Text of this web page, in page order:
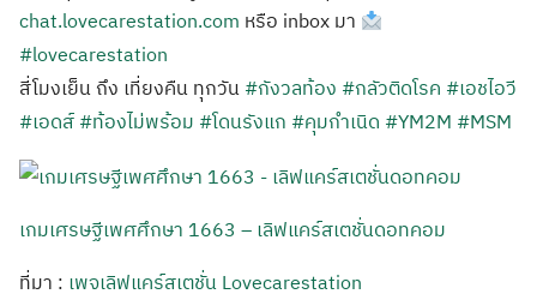
chat.lovecarestation.com หรือ inbox มา
#lovecarestation
สี่โมงเย็น ถึง เที่ยงคืน ทุกวัน #กังวลท้อง #กลัวติดโรค #เอชไอวี
#เอดส์ #ท้องไม่พร้อม #โดนรังแก #คุมกำเนิด #YM2M #MSM
เกมเศรษฐีเพศศึกษา 1663 – เลิฟแคร์สเตชั่นดอทคอม
ที่มา : เพจเลิฟแคร์สเตชั่น Lovecarestation